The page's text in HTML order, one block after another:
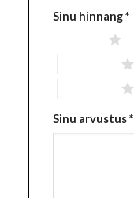
Sinu hinnang*
Sinu arvustus*